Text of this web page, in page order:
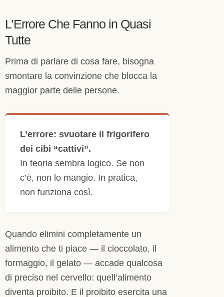
L’Errore Che Fanno in Quasi
Tutte
Prima di parlare di cosa fare, bisogna
smontare la convinzione che blocca la
maggior parte delle persone.
L’errore: svuotare il frigorifero
dei cibi “cattivi”.
In teoria sembra logico. Se non
c’è, non lo mangio. In pratica,
non funziona così.
Quando elimini completamente un
alimento che ti piace — il cioccolato, il
formaggio, il gelato — accade qualcosa
di preciso nel cervello: quell’alimento
diventa proibito. E il proibito esercita una